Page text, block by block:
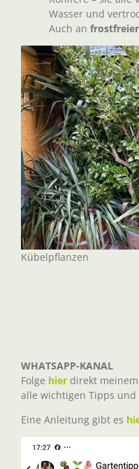
Wasser und
Auch an
Kübelpflanzen
WHATSAPP-KANAL
Folge hier direkt meinem
alle wichtigen Tipps
Eine Anleitung gibt es